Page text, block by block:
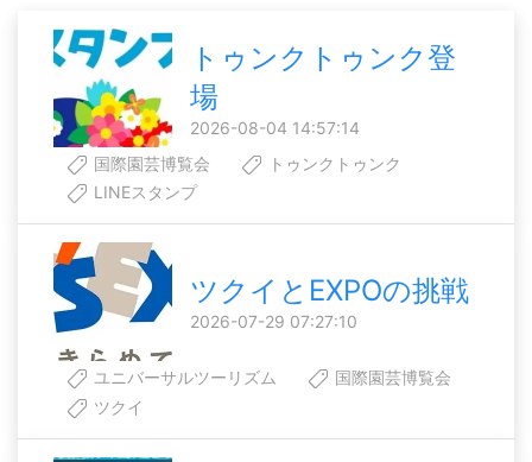
トゥンクトゥンク登
場
2026-08-04 14:57:14
国際園芸博覧会
トゥンクトゥンク
LINEスタンプ
ツクイとEXPOの挑戦
2026-07-29 07:27:10
ユニバーサルツーリズム
国際園芸博覧会
ツクイ